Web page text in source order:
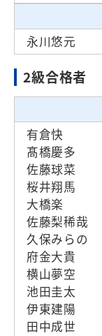
永川悠元
2級合格者
有倉快
髙橋慶多
佐藤球菜
桜井翔馬
大橋楽
佐藤梨稀哉
久保みらの
府金大貴
横山夢空
池田圭太
伊東建陽
田中成世